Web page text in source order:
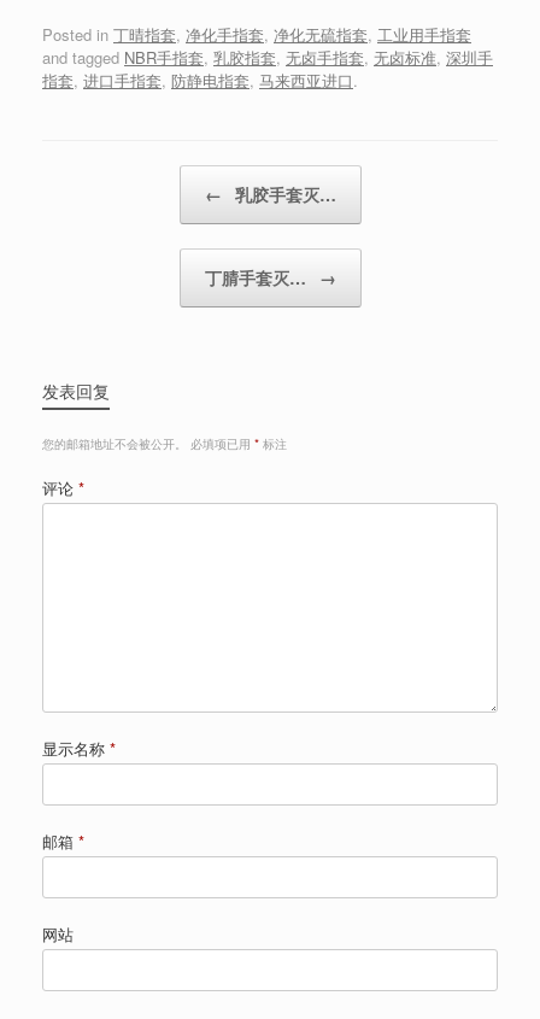
Posted in 丁晴指套, 净化手指套, 净化无硫指套, 工业用手指套
and tagged NBR手指套, 乳胶指套, 无卤手指套, 无卤标准, 深圳手
指套, 进口手指套, 防静电指套, 马来西亚进口.
← 乳胶手套灭…
丁腈手套灭… →
发表回复
您的邮箱地址不会被公开。 必填项已用 * 标注
评论 *
显示名称 *
邮箱 *
网站